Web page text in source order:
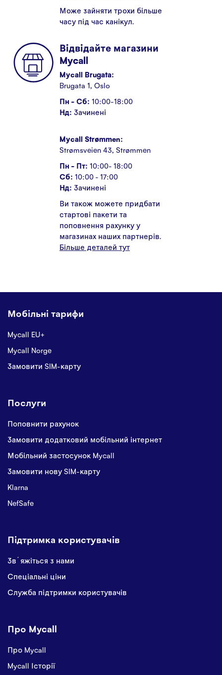
Може зайняти трохи більше
часу під час канікул.
Відвідайте магазини
Mycall
Mycall Brugata:
Brugata 1, Oslo
Пн - Сб: 10:00-18:00
Нд: Зачинені
Mycall Strømmen:
Strømsveien 43, Strømmen
Пн - Пт: 10:00- 18:00
Сб: 10:00 - 17:00
Нд: Зачинені
Ви також можете придбати
стартові пакети та
поповнення рахунку у
магазинах наших партнерів.
Більше деталей тут
Мобільні тарифи
Mycall EU+
Mycall Norge
Замовити SIM-карту
Послуги
Поповнити рахунок
Замовити додатковий мобільний інтернет
Мобільний застосунок Mycall
Замовити нову SIM-карту
Klarna
NefSafe
Підтримка користувачів
Звʼяжіться з нами
Спеціальні ціни
Служба підтримки користувачів
Про Mycall
Про Mycall
Mycall Історії